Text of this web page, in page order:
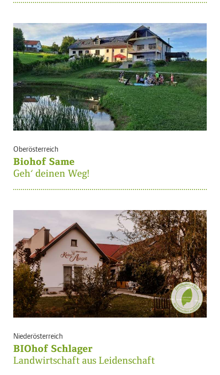
Oberösterreich
Biohof Same
Geh‘ deinen Weg!
Niederösterreich
BIOhof Schlager
Landwirtschaft aus Leidenschaft